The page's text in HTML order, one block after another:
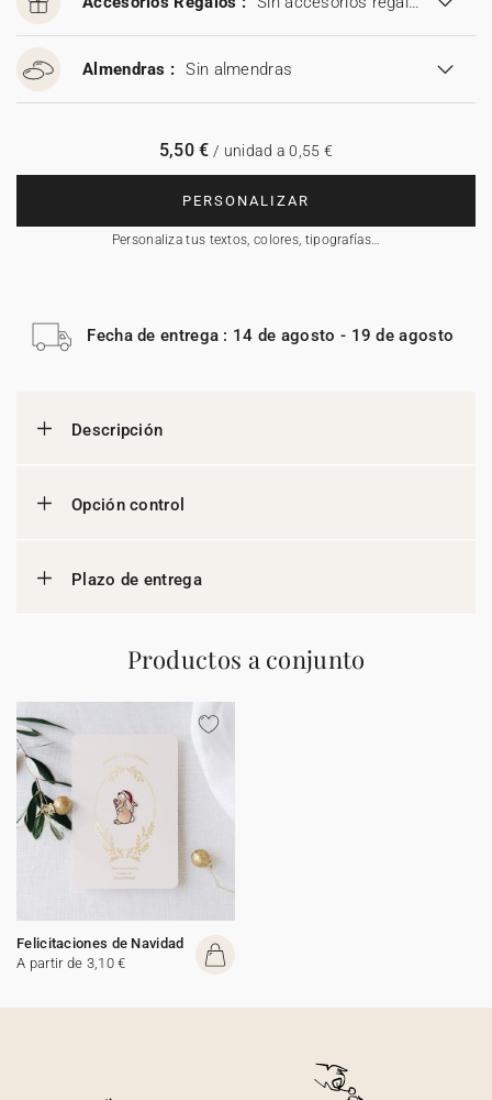
Almendras : Sin almendras
PERSONALIZAR
Personaliza tus textos, colores, tipografías…
5,50 € / unidad a 0,55 €
Fecha de entrega : 14 de agosto - 19 de agosto
Descripción
Opción control
Plazo de entrega
Productos a conjunto
Felicitaciones de Navidad
A partir de 3,10 €